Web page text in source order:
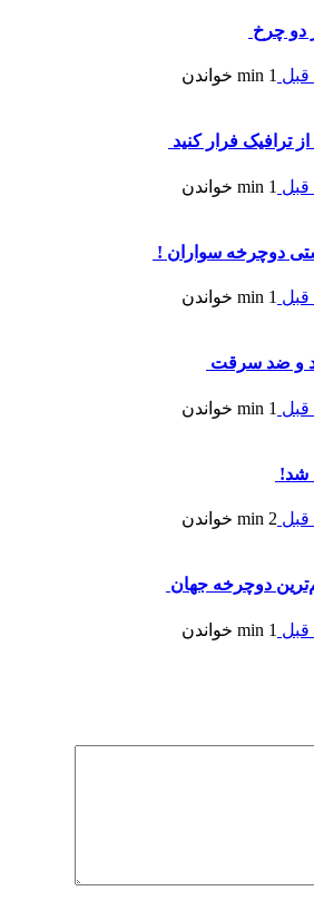
دو چرخ
1 min
خواندن
ترافیک فرار کنید
1 min
خواندن
دوچرخه سواران !
1 min
خواندن
و ضد سرقت
1 min
خواندن
شد!
2 min
خواندن
دوچرخه جهان
1 min خواندن